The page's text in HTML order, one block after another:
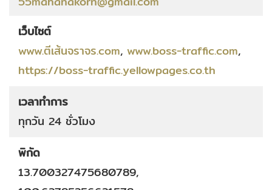
เว็บไซต์
www.ตีเส้นจราจร.com, www.boss-traffic.com,
https://boss-traffic.yellowpages.co.th
เวลาทำการ
ทุกวัน 24 ชั่วโมง
พิกัด
13.700327475680789,